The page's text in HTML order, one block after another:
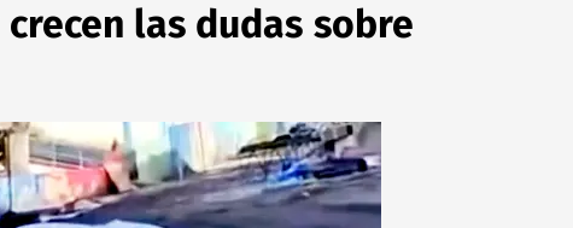
las dudas sobre